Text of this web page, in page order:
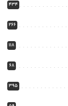
434
266
118
68
395